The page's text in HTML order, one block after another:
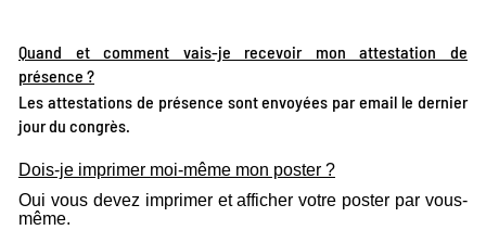
Quand et comment vais-je recevoir mon attestation de
présence ?
Les attestations de présence sont envoyées par email le dernier
jour du congrès.
Dois-je imprimer moi-même mon poster ?
Oui vous devez imprimer et afficher votre poster par vous-
même.